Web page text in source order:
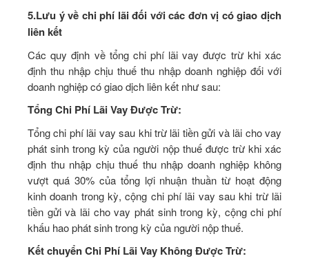
5.Lưu ý về chi phí lãi đối với các đơn vị có giao dịch
liên kết
Các quy định về tổng chi phí lãi vay được trừ khi xác
định thu nhập chịu thuế thu nhập doanh nghiệp đối với
doanh nghiệp có giao dịch liên kết như sau:
Tổng Chi Phí Lãi Vay Được Trừ:
Tổng chi phí lãi vay sau khi trừ lãi tiền gửi và lãi cho vay
phát sinh trong kỳ của người nộp thuế được trừ khi xác
định thu nhập chịu thuế thu nhập doanh nghiệp không
vượt quá 30% của tổng lợi nhuận thuần từ hoạt động
kinh doanh trong kỳ, cộng chi phí lãi vay sau khi trừ lãi
tiền gửi và lãi cho vay phát sinh trong kỳ, cộng chi phí
khấu hao phát sinh trong kỳ của người nộp thuế.
Kết chuyển Chi Phí Lãi Vay Không Được Trừ: